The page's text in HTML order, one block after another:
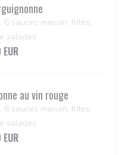
sauces maison, frites,
salades
au vin rouge
sauces maison, frites,
salades